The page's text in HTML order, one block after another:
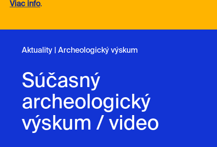
Viac info.
Aktuality| Archeologický výskum
Súčasný
archeologický
výskum / video